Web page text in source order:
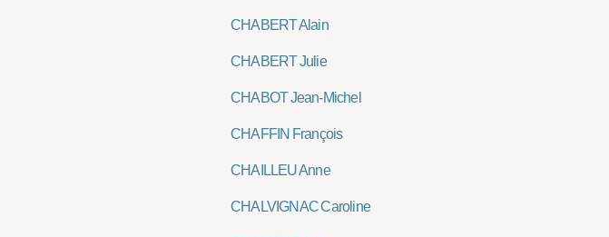
CHABERT Alain
CHABERT Julie
CHABOT Jean-Michel
CHAFFIN François
CHAILLEU Anne
CHALVIGNAC Caroline